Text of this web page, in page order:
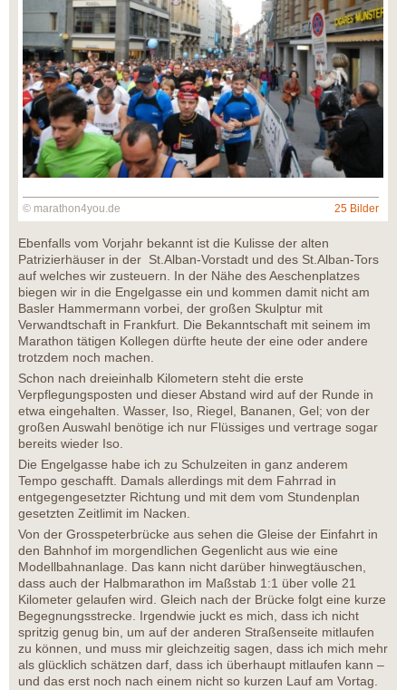
© marathon4you.de 25 Bilder
Ebenfalls vom Vorjahr bekannt ist die Kulisse der alten
Patrizierhäuser in der St.Alban-Vorstadt und des St.Alban-Tors
auf welches wir zusteuern. In der Nähe des Aeschenplatzes
biegen wir in die Engelgasse ein und kommen damit nicht am
Basler Hammermann vorbei, der großen Skulptur mit
Verwandtschaft in Frankfurt. Die Bekanntschaft mit seinem im
Marathon tätigen Kollegen dürfte heute der eine oder andere
trotzdem noch machen.
Schon nach dreieinhalb Kilometern steht die erste
Verpflegungsposten und dieser Abstand wird auf der Runde in
etwa eingehalten. Wasser, Iso, Riegel, Bananen, Gel; von der
großen Auswahl benötige ich nur Flüssiges und vertrage sogar
bereits wieder Iso.
Die Engelgasse habe ich zu Schulzeiten in ganz anderem
Tempo geschafft. Damals allerdings mit dem Fahrrad in
entgegengesetzter Richtung und mit dem vom Stundenplan
gesetzten Zeitlimit im Nacken.
Von der Grosspeterbrücke aus sehen die Gleise der Einfahrt in
den Bahnhof im morgendlichen Gegenlicht aus wie eine
Modellbahnanlage. Das kann nicht darüber hinwegtäuschen,
dass auch der Halbmarathon im Maßstab 1:1 über volle 21
Kilometer gelaufen wird. Gleich nach der Brücke folgt eine kurze
Begegnungsstrecke. Irgendwie juckt es mich, dass ich nicht
spritzig genug bin, um auf der anderen Straßenseite mitlaufen
zu können, und muss mir gleichzeitig sagen, dass ich mich mehr
als glücklich schätzen darf, dass ich überhaupt mitlaufen kann –
und das erst noch nach einem nicht so kurzen Lauf am Vortag.